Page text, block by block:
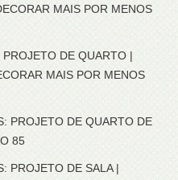
MAIS POR MENOS
DE QUARTO |
MAIS POR MENOS
PROJETO DE QUARTO DE
85
PROJETO DE SALA |